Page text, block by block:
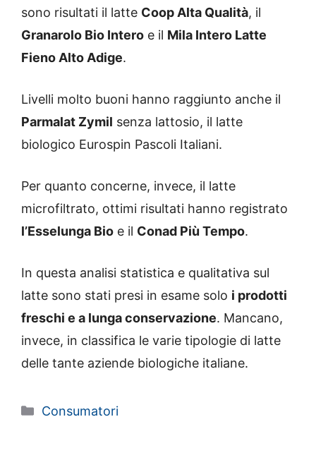
sono risultati il latte Coop Alta Qualità, il
Granarolo Bio Intero e il Mila Intero Latte
Fieno Alto Adige.
Livelli molto buoni hanno raggiunto anche il
Parmalat Zymil senza lattosio, il latte
biologico Eurospin Pascoli Italiani.
Per quanto concerne, invece, il latte
microfiltrato, ottimi risultati hanno registrato
l’Esselunga Bio e il Conad Più Tempo.
In questa analisi statistica e qualitativa sul
latte sono stati presi in esame solo i prodotti
freschi e a lunga conservazione. Mancano,
invece, in classifica le varie tipologie di latte
delle tante aziende biologiche italiane.
Categorie
Consumatori